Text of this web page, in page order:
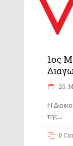
1ος
26.
Η
της
0